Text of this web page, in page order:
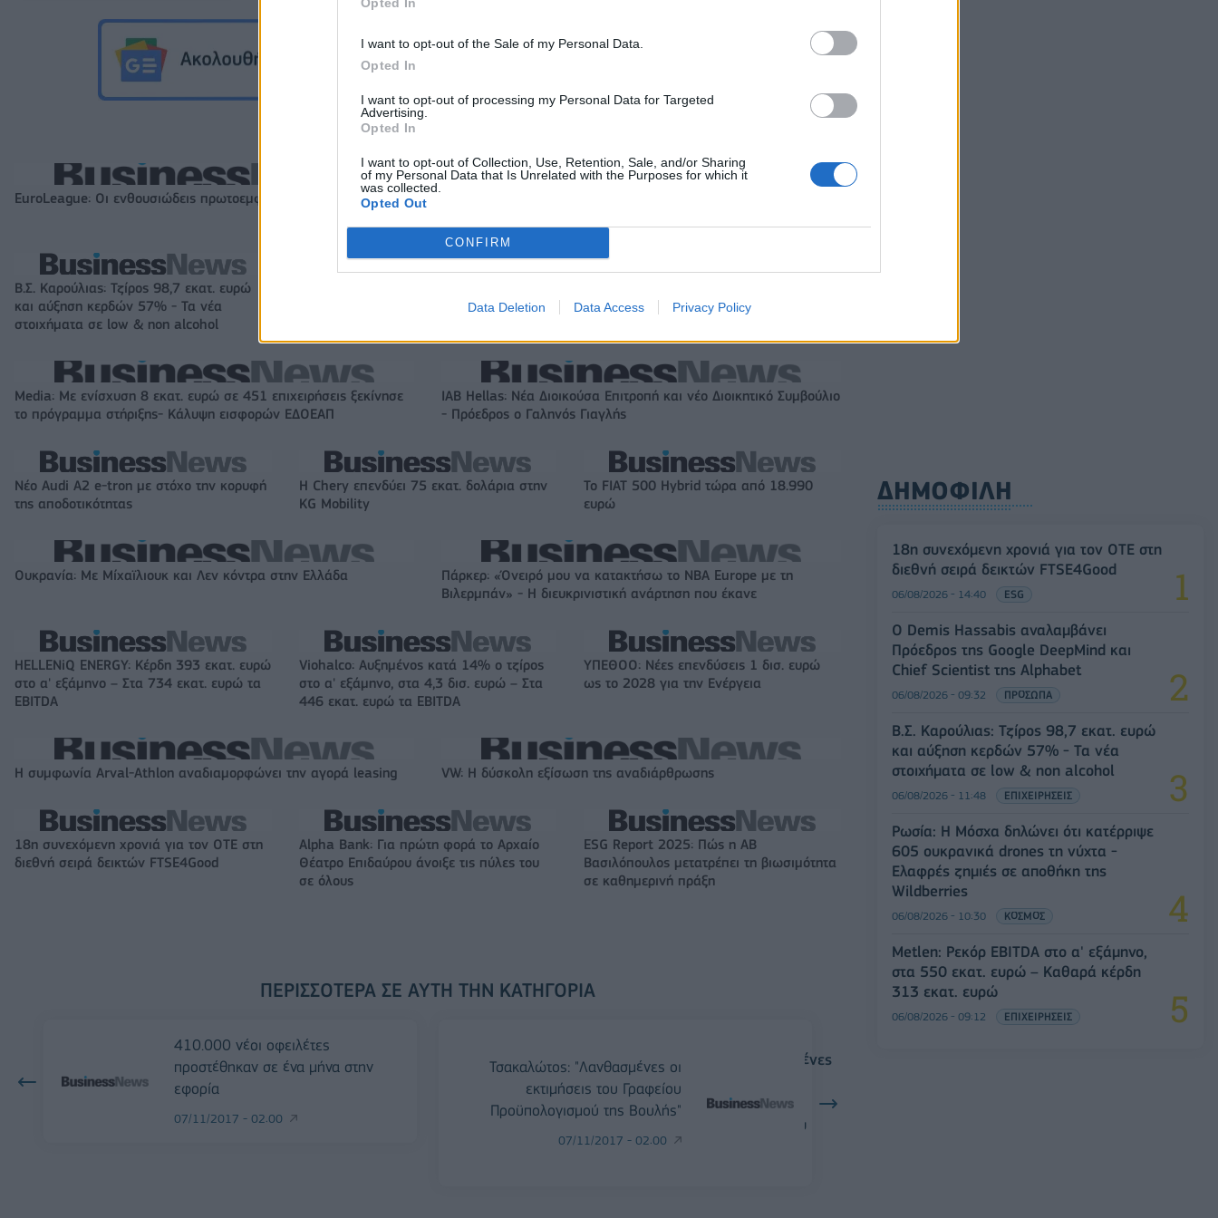
I want to opt-out of the Sale of my Personal Data.
Opted In
I want to opt-out of processing my Personal Data for Targeted
Advertising.
Opted In
I want to opt-out of Collection, Use, Retention, Sale, and/or Sharing
of my Personal Data that Is Unrelated with the Purposes for which it
was collected.
Opted Out
CONFIRM
Data Deletion Data Access Privacy Policy
EuroLeague: Οι ενθουσιώδεις πρωτοεμφανιζόμενοι
Β.Σ. Καρούλιας: Τζίρος 98,7 εκατ. ευρώ
και αύξηση κερδών 57% - Τα νέα
στοιχήματα σε low & non alcohol
στα 550 εκατ. ευρώ – Καθαρά κέρδη 313
μέσα ενημέρωσης- Ξεκίνησε το πενταετές
Media: Με ενίσχυση 8 εκατ. ευρώ σε 451 επιχειρήσεις ξεκίνησε
το πρόγραμμα στήριξης- Κάλυψη εισφορών ΕΔΟΕΑΠ
IAB Hellas: Νέα Διοικούσα Επιτροπή και νέο Διοικητικό Συμβούλιο
- Πρόεδρος ο Γαληνός Γιαγλής
Νέο Audi A2 e-tron με στόχο την κορυφή
της αποδοτικότητας
Η Chery επενδύει 75 εκατ. δολάρια στην
KG Mobility
Το FIAT 500 Hybrid τώρα από 18.990
ευρώ
Ουκρανία: Με Μίχαϊλιουκ και Λεν κόντρα στην Ελλάδα
Πάρκερ: «Όνειρό μου να κατακτήσω το ΝΒΑ Europe με τη
Βιλερμπάν» - Η διευκρινιστική ανάρτηση που έκανε
HELLENiQ ENERGY: Κέρδη 393 εκατ. ευρώ
στο α' εξάμηνο – Στα 734 εκατ. ευρώ τα
EBITDA
Viohalco: Αυξημένος κατά 14% ο τζίρος
στο α' εξάμηνο, στα 4,3 δισ. ευρώ – Στα
446 εκατ. ευρώ τα EBITDA
ΥΠΕΘΟΟ: Νέες επενδύσεις 1 δισ. ευρώ
ως το 2028 για την Ενέργεια
Η συμφωνία Arval-Athlon αναδιαμορφώνει την αγορά leasing VW: Η δύσκολη εξίσωση της αναδιάρθρωσης
18η συνεχόμενη χρονιά για τον ΟΤΕ στη
διεθνή σειρά δεικτών FTSE4Good
Alpha Bank: Για πρώτη φορά το Αρχαίο
Θέατρο Επιδαύρου άνοιξε τις πύλες του
σε όλους
ESG Report 2025: Πώς η ΑΒ
Βασιλόπουλος μετατρέπει τη βιωσιμότητα
σε καθημερινή πράξη
ΠΕΡΙΣΣΌΤΕΡΑ ΣΕ ΑΥΤΉ ΤΗΝ ΚΑΤΗΓΟΡΊΑ
410.000 νέοι οφειλέτες
προστέθηκαν σε ένα μήνα στην
εφορία
07/11/2017 - 02:00
Τσακαλώτος: "Λανθασμένες οι
εκτιμήσεις του Γραφείου
Προϋπολογισμού της Βουλής"
07/11/2017 - 02:00
ΔΗΜΟΦΙΛΗ
18η συνεχόμενη χρονιά για τον ΟΤΕ στη
διεθνή σειρά δεικτών FTSE4Good
06/08/2026 - 14:40 ESG
Ο Demis Hassabis αναλαμβάνει
Πρόεδρος της Google DeepMind και
Chief Scientist της Alphabet
06/08/2026 - 09:32 ΠΡΟΣΩΠΑ
Β.Σ. Καρούλιας: Τζίρος 98,7 εκατ. ευρώ
και αύξηση κερδών 57% - Τα νέα
στοιχήματα σε low & non alcohol
06/08/2026 - 11:48 ΕΠΙΧΕΙΡΗΣΕΙΣ
Ρωσία: Η Μόσχα δηλώνει ότι κατέρριψε
605 ουκρανικά drones τη νύχτα -
Ελαφρές ζημιές σε αποθήκη της
Wildberries
06/08/2026 - 10:30 ΚΟΣΜΟΣ
Metlen: Ρεκόρ EBITDA στο α' εξάμηνο,
στα 550 εκατ. ευρώ – Καθαρά κέρδη
313 εκατ. ευρώ
06/08/2026 - 09:12 ΕΠΙΧΕΙΡΗΣΕΙΣ